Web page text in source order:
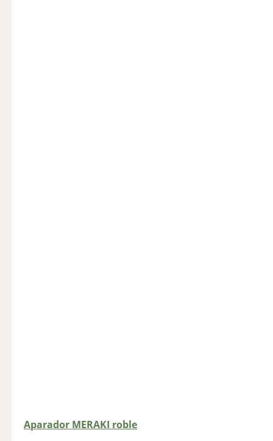
Aparador MERAKI roble